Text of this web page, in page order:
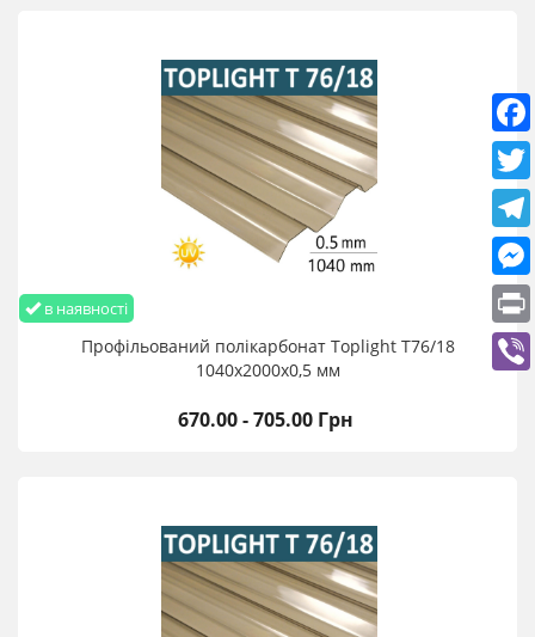
- козирки та навіси
- Балкони та веранди
- Покриття стоянок
- покрівля басейнів
Профільований полікарбонат Toplight 0,65 мм 1040х3000
Монтаж та зберігання профільованого полікарбонату
в наявності
Профільований полікарбонат Toplight T76/18
1040х2000х0,5 мм
670.00 - 705.00 Грн